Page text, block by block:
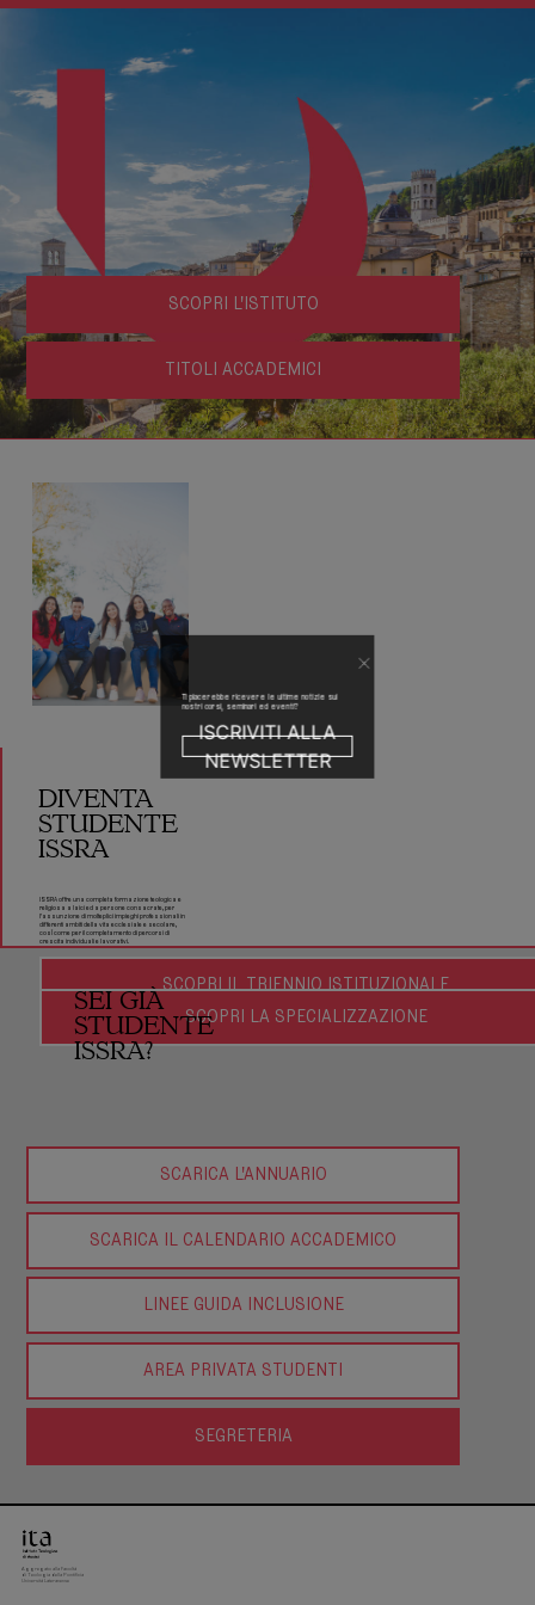
TITOLI ACCADEMICI
SCOPRI L'ISTITUTO
DIVENTA
STUDENTE
ISSRA
ISSRA offre una completa formazione teologica e
religiosa a laici ed a persone consacrate, per
l'assunzione di molteplici impieghi professionali in
differenti ambiti della vita ecclesiale e secolare,
cosÏ come per il completamento di percorsi di
crescita individuali e lavorativi.
SCOPRI IL TRIENNIO ISTITUZIONALE
SCOPRI LA SPECIALIZZAZIONE
SEI GIÀ
STUDENTE
ISSRA?
SEGRETERIA
AREA PRIVATA STUDENTI
LINEE GUIDA INCLUSIONE
SCARICA IL CALENDARIO ACCADEMICO
SCARICA L'ANNUARIO
Aggregato alla Facoltà
di Teologia della Pontificia
Università Lateranense
Ti piacerebbe ricevere le ultime notizie sui
nostri corsi, seminari ed eventi?
ISCRIVITI ALLA
NEWSLETTER